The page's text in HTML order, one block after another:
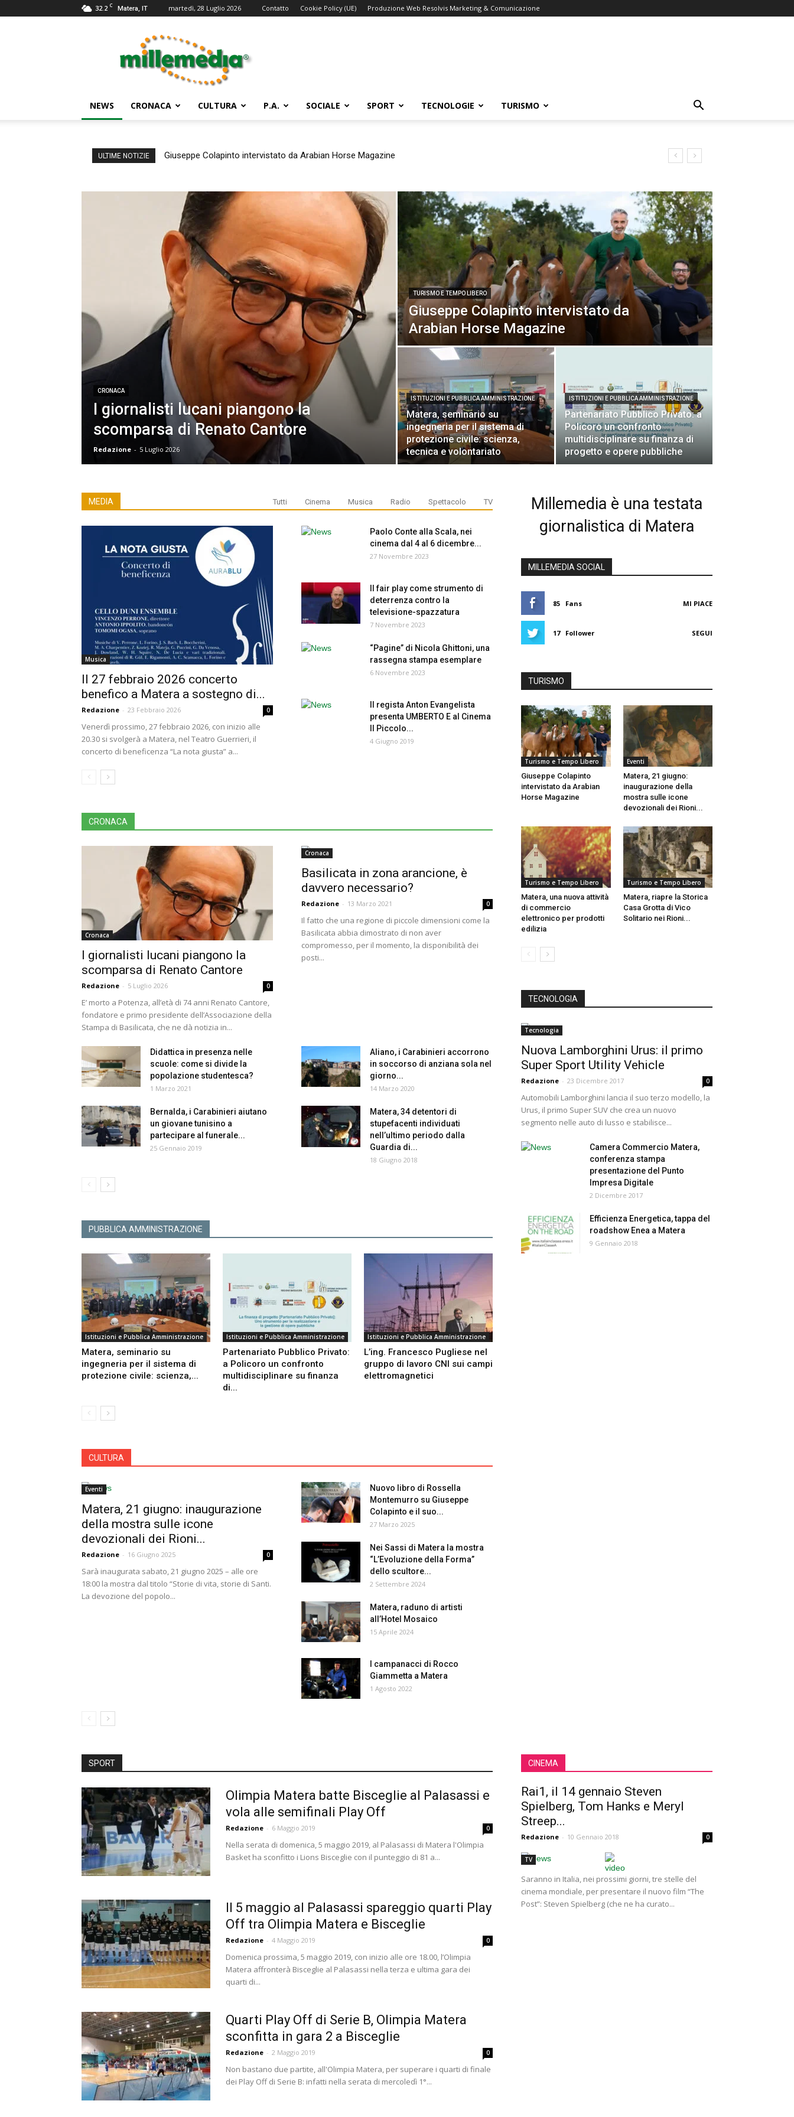
32.2 C Matera, IT martedì, 28 Luglio 2026 Contatto Cookie Policy (UE) Produzione Web Resolvis Marketing & Comunicazione
Millemedia
Testata
Giornalistica
NEWS CRONACA CULTURA P.A. SOCIALE SPORT TECNOLOGIE TURISMO
ULTIME NOTIZIE Giuseppe Colapinto intervistato da Arabian Horse Magazine
CRONACA
I giornalisti lucani piangono la
scomparsa di Renato Cantore
Redazione - 5 Luglio 2026
TURISMO E TEMPO LIBERO
Giuseppe Colapinto intervistato da
Arabian Horse Magazine
ISTITUZIONI E PUBBLICA AMMINISTRAZIONE
Matera, seminario su
ingegneria per il sistema di
protezione civile: scienza,
tecnica e volontariato
ISTITUZIONI E PUBBLICA AMMINISTRAZIONE
Partenariato Pubblico Privato: a
Policoro un confronto
multidisciplinare su finanza di
progetto e opere pubbliche
MEDIA Tutti Cinema Musica Radio Spettacolo TV
Musica
Il 27 febbraio 2026 concerto
benefico a Matera a sostegno di...
Redazione - 23 Febbraio 2026 0
Venerdì prossimo, 27 febbraio 2026, con inizio alle
20.30 si svolgerà a Matera, nel Teatro Guerrieri, il
concerto di beneficenza “La nota giusta” a...
Paolo Conte alla Scala, nei
cinema dal 4 al 6 dicembre...
27 Novembre 2023
Il fair play come strumento di
deterrenza contro la
televisione-spazzatura
7 Novembre 2023
“Pagine” di Nicola Ghittoni, una
rassegna stampa esemplare
6 Novembre 2023
Il regista Anton Evangelista
presenta UMBERTO E al Cinema
Il Piccolo...
4 Giugno 2019
CRONACA
Cronaca
I giornalisti lucani piangono la
scomparsa di Renato Cantore
Redazione - 5 Luglio 2026 0
E’ morto a Potenza, all’età di 74 anni Renato Cantore,
fondatore e primo presidente dell’Associazione della
Stampa di Basilicata, che ne dà notizia in...
Cronaca
Basilicata in zona arancione, è
davvero necessario?
Redazione - 13 Marzo 2021 0
Il fatto che una regione di piccole dimensioni come la
Basilicata abbia dimostrato di non aver
compromesso, per il momento, la disponibilità dei
posti...
Didattica in presenza nelle
scuole: come si divide la
popolazione studentesca?
1 Marzo 2021
Aliano, i Carabinieri accorrono
in soccorso di anziana sola nel
giorno...
14 Marzo 2020
Bernalda, i Carabinieri aiutano
un giovane tunisino a
partecipare al funerale...
25 Gennaio 2019
Matera, 34 detentori di
stupefacenti individuati
nell’ultimo periodo dalla
Guardia di...
18 Giugno 2018
PUBBLICA AMMINISTRAZIONE
Istituzioni e Pubblica Amministrazione
Matera, seminario su
ingegneria per il sistema di
protezione civile: scienza,...
Istituzioni e Pubblica Amministrazione
Partenariato Pubblico Privato:
a Policoro un confronto
multidisciplinare su finanza
di...
Istituzioni e Pubblica Amministrazione
L’ing. Francesco Pugliese nel
gruppo di lavoro CNI sui campi
elettromagnetici
CULTURA
Eventi
Matera, 21 giugno: inaugurazione
della mostra sulle icone
devozionali dei Rioni...
Redazione - 16 Giugno 2025 0
Sarà inaugurata sabato, 21 giugno 2025 – alle ore
18:00 la mostra dal titolo “Storie di vita, storie di Santi.
La devozione del popolo...
Nuovo libro di Rossella
Montemurro su Giuseppe
Colapinto e il suo...
27 Marzo 2025
Nei Sassi di Matera la mostra
“L’Evoluzione della Forma”
dello scultore...
2 Settembre 2024
Matera, raduno di artisti
all’Hotel Mosaico
15 Aprile 2024
I campanacci di Rocco
Giammetta a Matera
1 Agosto 2022
Millemedia è una testata
giornalistica di Matera
MILLEMEDIA SOCIAL
85 Fans MI PIACE
17 Follower SEGUI
TURISMO
Turismo e Tempo Libero
Giuseppe Colapinto
intervistato da Arabian
Horse Magazine
Eventi
Matera, 21 giugno:
inaugurazione della
mostra sulle icone
devozionali dei Rioni...
Turismo e Tempo Libero
Matera, una nuova attività
di commercio
elettronico per prodotti
edilizia
Turismo e Tempo Libero
Matera, riapre la Storica
Casa Grotta di Vico
Solitario nei Rioni...
TECNOLOGIA
Tecnologia
Nuova Lamborghini Urus: il primo
Super Sport Utility Vehicle
Redazione - 23 Dicembre 2017 0
Automobili Lamborghini lancia il suo terzo modello, la
Urus, il primo Super SUV che crea un nuovo
segmento nelle auto di lusso e stabilisce...
Camera Commercio Matera,
conferenza stampa
presentazione del Punto
Impresa Digitale
2 Dicembre 2017
Efficienza Energetica, tappa del
roadshow Enea a Matera
9 Gennaio 2018
SPORT
Olimpia Matera batte Bisceglie al Palasassi e
vola alle semifinali Play Off
Redazione - 6 Maggio 2019 0
Nella serata di domenica, 5 maggio 2019, al Palasassi di Matera l'Olimpia
Basket ha sconfitto i Lions Bisceglie con il punteggio di 81 a...
Il 5 maggio al Palasassi spareggio quarti Play
Off tra Olimpia Matera e Bisceglie
Redazione - 4 Maggio 2019 0
Domenica prossima, 5 maggio 2019, con inizio alle ore 18.00, l’Olimpia
Matera affronterà Bisceglie al Palasassi nella terza e ultima gara dei
quarti di...
Quarti Play Off di Serie B, Olimpia Matera
sconfitta in gara 2 a Bisceglie
Redazione - 2 Maggio 2019 0
Non bastano due partite, all'Olimpia Matera, per superare i quarti di finale
dei Play Off di Serie B: infatti nella serata di mercoledì 1°...
CINEMA
Rai1, il 14 gennaio Steven
Spielberg, Tom Hanks e Meryl
Streep...
Redazione - 10 Gennaio 2018 0
TV
Saranno in Italia, nei prossimi giorni, tre stelle del
cinema mondiale, per presentare il nuovo film “The
Post”: Steven Spielberg (che ne ha curato...